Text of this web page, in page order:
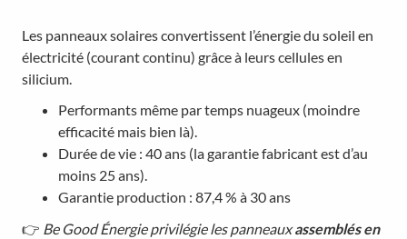
Les panneaux solaires convertissent l’énergie du soleil en
électricité (courant continu) grâce à leurs cellules en
silicium.
Performants même par temps nuageux (moindre
efficacité mais bien là).
Durée de vie : 40 ans (la garantie fabricant est d’au
moins 25 ans).
Garantie production : 87,4 % à 30 ans
👉 Be Good Énergie privilégie les panneauxassemblés en